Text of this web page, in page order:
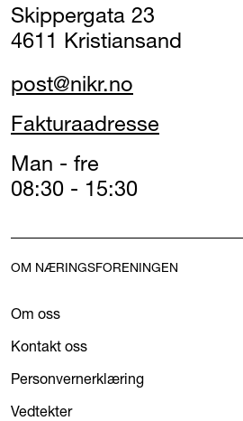
Skippergata 23
4611 Kristiansand
post@nikr.no
Fakturaadresse
Man - fre
08:30 - 15:30
OM NÆRINGSFORENINGEN
Om oss
Kontakt oss
Personvernerklæring
Vedtekter